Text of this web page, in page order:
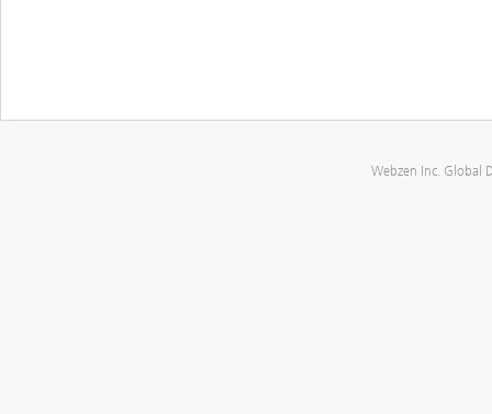
Webzen Inc. Global